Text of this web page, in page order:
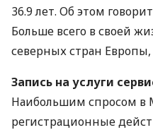
36.9 лет. Об этом
Больше всего в своей
северных стран
Запись на услуги
Наибольшим спросом в
регистрационные